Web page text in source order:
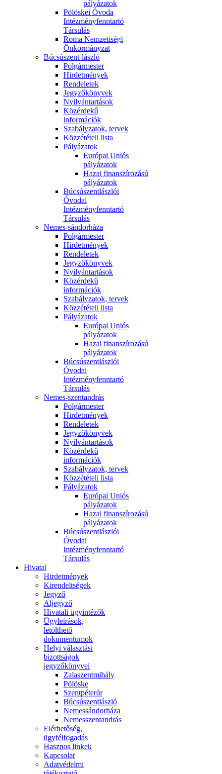
pályázatok
Pölöskei Óvoda
Intézményfenntartó
Társulás
Roma Nemzetiségi
Önkormányzat
Búcsúszent-lászló
Polgármester
Hirdetmények
Rendeletek
Jegyzőkönyvek
Nyilvántartások
Közérdekű
információk
Szabályzatok, tervek
Közzétételi lista
Pályázatok
Európai Uniós
pályázatok
Hazai finanszírozású
pályázatok
Búcsúszentlászlói
Óvodai
Intézményfenntartó
Társulás
Nemes-sándorháza
Polgármester
Hirdetmények
Rendeletek
Jegyzőkönyvek
Nyilvántartások
Közérdekű
információk
Szabályzatok, tervek
Közzétételi lista
Pályázatok
Európai Uniós
pályázatok
Hazai finanszírozású
pályázatok
Búcsúszentlászlói
Óvodai
Intézményfenntartó
Társulás
Nemes-szentandrás
Polgármester
Hirdetmények
Rendeletek
Jegyzőkönyvek
Nyilvántartások
Közérdekű
információk
Szabályzatok, tervek
Közzétételi lista
Pályázatok
Európai Uniós
pályázatok
Hazai finanszírozású
pályázatok
Búcsúszentlászlói
Óvodai
Intézményfenntartó
Társulás
Hivatal
Hirdetmények
Kirendeltségek
Jegyző
Aljegyző
Hivatali ügyintézők
Ügyleírások,
letölthető
dokumentumok
Helyi választási
bizottságok
jegyzőkönyvei
Zalaszentmihály
Pölöske
Szentpéterúr
Búcsúszentlászló
Nemessándorháza
Nemesszentandrás
Elérhetőség,
ügyfélfogadás
Hasznos linkek
Kapcsolat
Adatvédelmi